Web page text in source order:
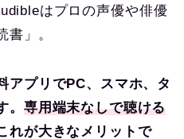
はプロの声優や俳優
書」。
アプリでPC、スマホ、タ
。 専用端末なしで聴ける
れが大きなメリットで